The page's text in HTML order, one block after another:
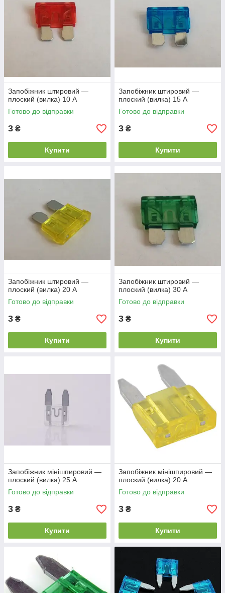
Запобіжник штировий —
плоский (вилка) 10 А
Готово до відправки
3 ₴
Купити
Запобіжник штировий —
плоский (вилка) 15 А
Готово до відправки
3 ₴
Купити
Запобіжник штировий —
плоский (вилка) 20 А
Готово до відправки
3 ₴
Купити
Запобіжник штировий —
плоский (вилка) 30 А
Готово до відправки
3 ₴
Купити
Запобіжник мінішпировий —
плоский (вилка) 25 А
Готово до відправки
3 ₴
Купити
Запобіжник мінішпировий —
плоский (вилка) 20 А
Готово до відправки
3 ₴
Купити